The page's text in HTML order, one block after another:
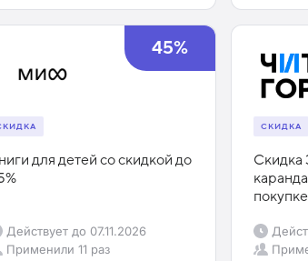
45%
для детей со скидкой до
Действует до 07.11.2026
Применили 11 раз
СКИДКА
Скидка